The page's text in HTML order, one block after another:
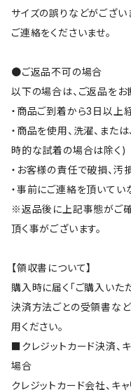
サイズの誤りなどがござ
ご連絡をくださいませ。
●ご返品不可の場合
以下の場合は、ご返品をお
・商品ご到着から3日以上
・商品を使用、洗濯、ま
時的な試着の場合は除く)
・お客様の責任で破損、汚
・事前にご連絡を頂いてい
※返品後に上記事態がご
頂く事がございます。
【領収書について】
購入時に届く「ご購入いた
決済方法ごとの受領書な
用ください。
■クレジットカード決済、
場合
クレジットカード会社、キ